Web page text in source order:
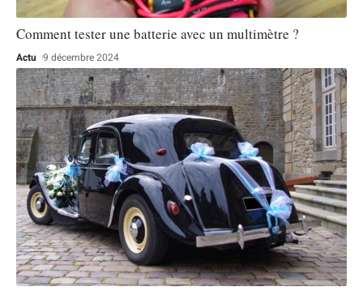
Comment tester une batterie avec un multimètre ?
Actu 9 décembre 2024